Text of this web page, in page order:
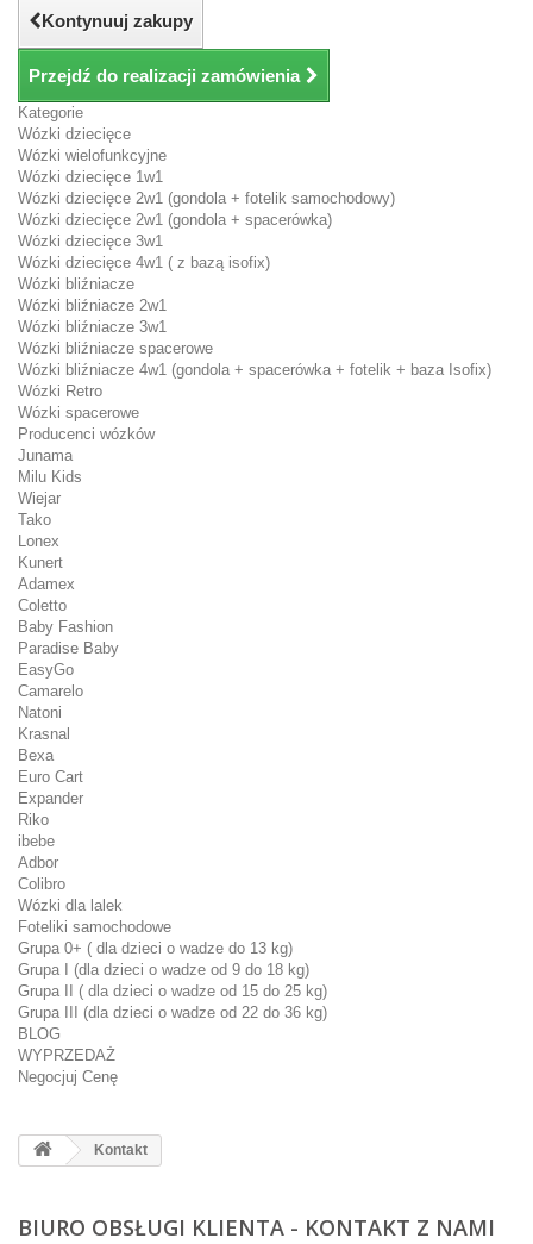
Kontynuuj zakupy
Przejdź do realizacji zamówienia
Kategorie
Wózki dziecięce
Wózki wielofunkcyjne
Wózki dziecięce 1w1
Wózki dziecięce 2w1 (gondola + fotelik samochodowy)
Wózki dziecięce 2w1 (gondola + spacerówka)
Wózki dziecięce 3w1
Wózki dziecięce 4w1 ( z bazą isofix)
Wózki bliźniacze
Wózki bliźniacze 2w1
Wózki bliźniacze 3w1
Wózki bliźniacze spacerowe
Wózki bliźniacze 4w1 (gondola + spacerówka + fotelik + baza Isofix)
Wózki Retro
Wózki spacerowe
Producenci wózków
Junama
Milu Kids
Wiejar
Tako
Lonex
Kunert
Adamex
Coletto
Baby Fashion
Paradise Baby
EasyGo
Camarelo
Natoni
Krasnal
Bexa
Euro Cart
Expander
Riko
ibebe
Adbor
Colibro
Wózki dla lalek
Foteliki samochodowe
Grupa 0+ ( dla dzieci o wadze do 13 kg)
Grupa I (dla dzieci o wadze od 9 do 18 kg)
Grupa II ( dla dzieci o wadze od 15 do 25 kg)
Grupa III (dla dzieci o wadze od 22 do 36 kg)
BLOG
WYPRZEDAŻ
Negocjuj Cenę
Kontakt
BIURO OBSŁUGI KLIENTA - KONTAKT Z NAMI